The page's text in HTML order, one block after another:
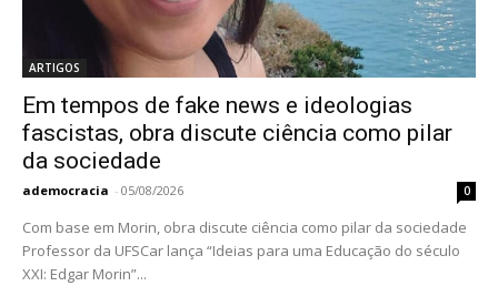
ARTIGOS
Em tempos de fake news e ideologias
fascistas, obra discute ciência como pilar
da sociedade
ademocracia - 05/08/2026 0
Com base em Morin, obra discute ciência como pilar da sociedade
Professor da UFSCar lança “Ideias para uma Educação do século
XXI: Edgar Morin”...